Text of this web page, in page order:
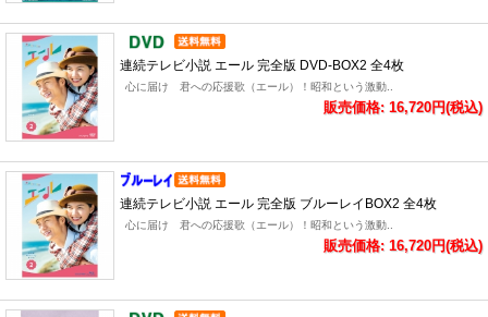
連続テレビ小説 エール 完全版 DVD-BOX2 全4枚
心に届け 君への応援歌（エール）！昭和という激動..
販売価格: 16,720円(税込)
連続テレビ小説 エール 完全版 ブルーレイBOX2 全4枚
心に届け 君への応援歌（エール）！昭和という激動..
販売価格: 16,720円(税込)